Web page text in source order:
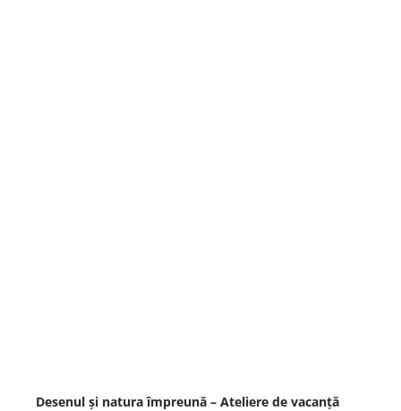
Desenul și natura împreună – Ateliere de vacanță